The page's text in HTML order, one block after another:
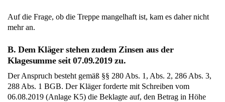
Auf die Frage, ob die Treppe mangelhaft ist, kam es daher nicht
mehr an.
B. Dem Kläger stehen zudem Zinsen aus der
Klagesumme seit 07.09.2019 zu.
Der Anspruch besteht gemäß §§ 280 Abs. 1, Abs. 2, 286 Abs. 3,
288 Abs. 1 BGB. Der Kläger forderte mit Schreiben vom
06.08.2019 (Anlage K5) die Beklagte auf, den Betrag in Höhe